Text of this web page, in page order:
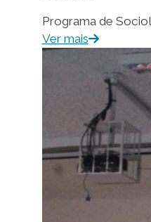
Programa de
Ver mais